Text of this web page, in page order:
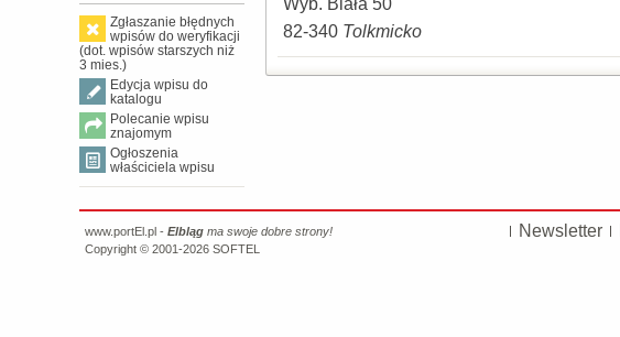
Zgłaszanie błędnych
wpisów do weryfikacji
(dot. wpisów starszych niż
3 mies.)
Edycja wpisu do
katalogu
Polecanie wpisu
znajomym
Ogłoszenia
właściciela wpisu
Wyb. Biała 50
82-340 Tolkmicko
Newsletter
www.portEl.pl - Elbląg ma swoje dobre strony!
Copyright © 2001-2026 SOFTEL